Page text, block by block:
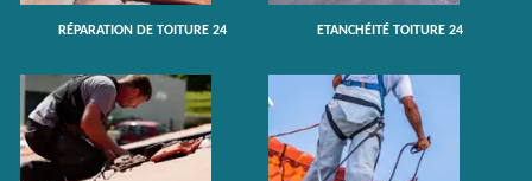
RÉPARATION DE TOITURE 24 ETANCHÉITÉ TOITURE 24